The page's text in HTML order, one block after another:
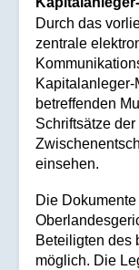
Durch das
zentrale
Kapitalanleger-
betreffenden
Schriftsätze
einsehen.
Die
Beteiligten des
möglich. Die